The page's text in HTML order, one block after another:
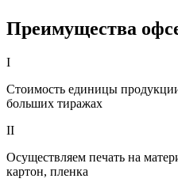
Преимущества
I
Стоимость единицы
больших тиражах
II
Осуществляем печать на
картон, пленка